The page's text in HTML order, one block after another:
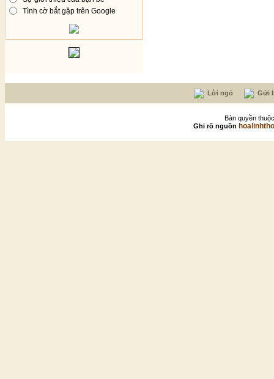
Tình cờ bắt gặp trên Google
Lời ngỏ Gửi
Bản quyền
Ghi rõ nguồn